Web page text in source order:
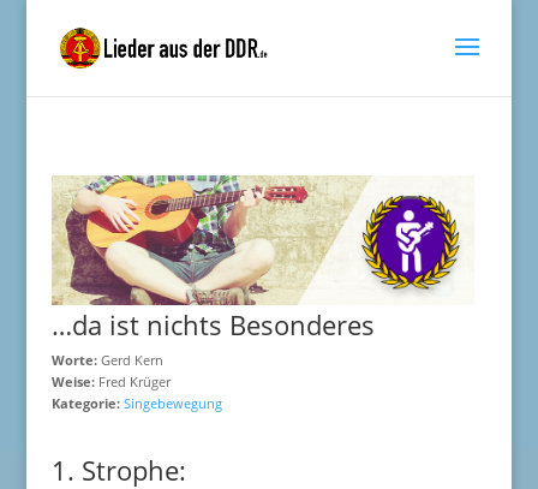
…da ist nichts Besonderes
Worte:Gerd Kern
Weise:Fred Krüger
Kategorie: Singebewegung
1. Strophe: